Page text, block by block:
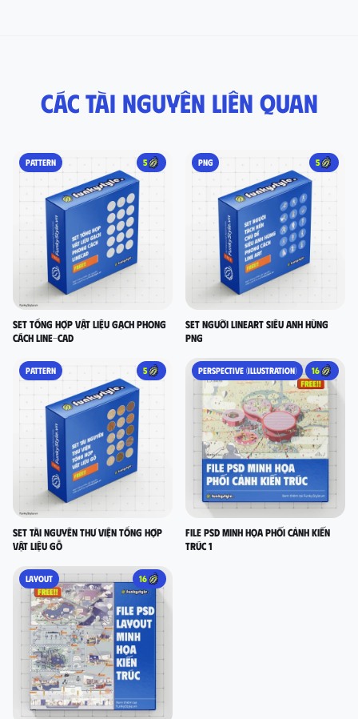
Các tài nguyên liên quan
PATTERN 5
set tổng hợp vật liệu gạch phong
cách LINE-CAD
PNG 5
Set người lineart siêu anh hùng
PNG
PATTERN 5
Set Tài nguyên thư viện tổng hợp
vật liệu gỗ
PERSPECTIVE (ILLUSTRATION) 16
FILE PSD MINH HỌA PHỐI CẢNH KIẾN
TRÚC 1
LAYOUT 16